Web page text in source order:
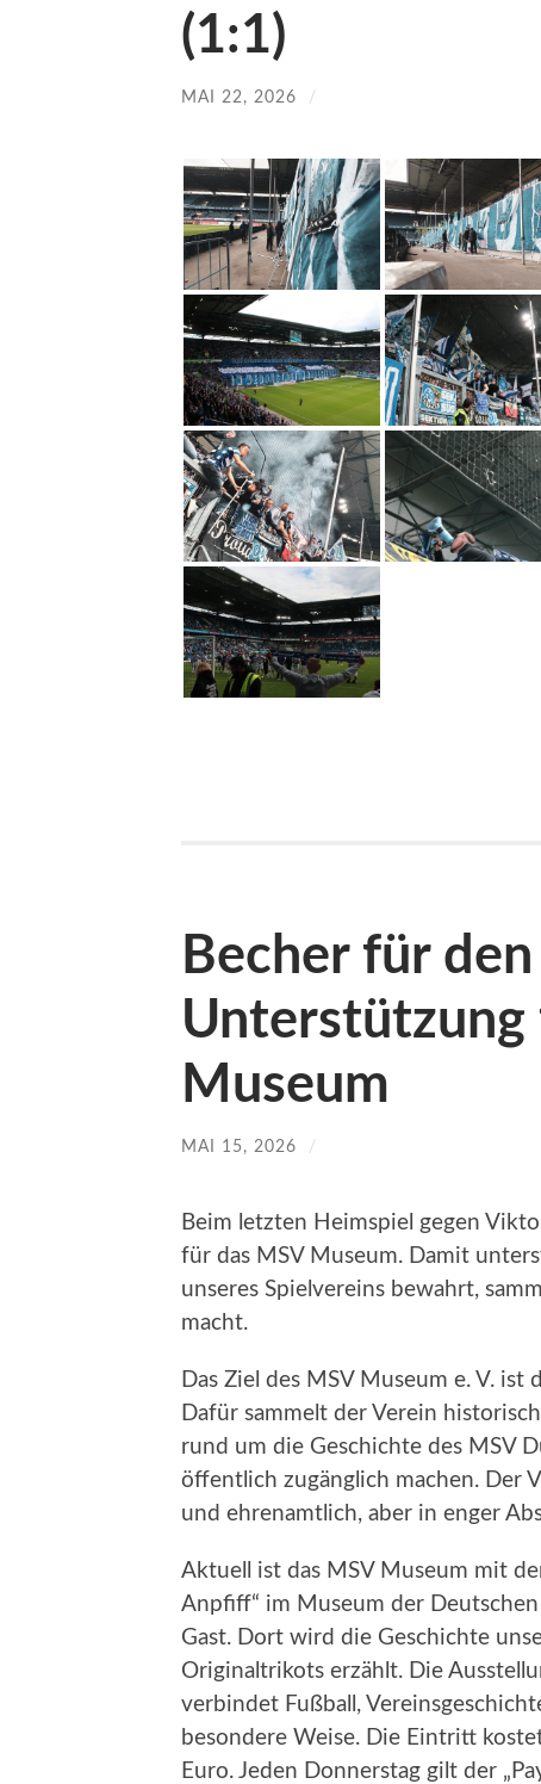
(1:1)
MAI 22, 2026 /
Becher für
Unterstützung
Museum
MAI 15, 2026 /
Beim letzten Heimspiel gegen
für das MSV Museum. Damit
unseres Spielvereins bewahrt,
macht.
Das Ziel des MSV Museum e. V.
Dafür sammelt der Verein
rund um die Geschichte des MSV
öffentlich zugänglich machen. Der
und ehrenamtlich, aber in enger
Aktuell ist das MSV Museum mit
Anpfiff“ im Museum der
Gast. Dort wird die Geschichte
Originaltrikots erzählt. Die
verbindet Fußball,
besondere Weise. Die Eintritt
Euro. Jeden Donnerstag gilt der